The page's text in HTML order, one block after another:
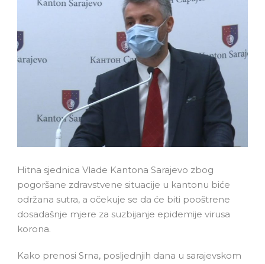
Hitna sjednica Vlade Kantona Sarajevo zbog
pogoršane zdravstvene situacije u kantonu biće
održana sutra, a očekuje se da će biti pooštrene
dosadašnje mjere za suzbijanje epidemije virusa
korona.
Kako prenosi Srna, posljednjih dana u sarajevskom